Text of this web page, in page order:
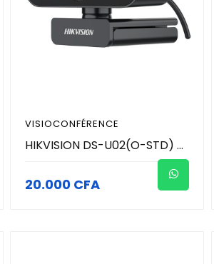
VISIOCONFÉRENCE
HIKVISION DS-U02(O-STD) - Webcam 2MP 1920 × 1080 resolution - Microphone intégré avec un son clair
20.000 CFA